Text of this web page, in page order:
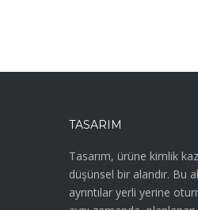
TASARIM
Tasarım, ürüne kimlik
düşünsel bir alandır. Bu
ayrıntılar yerli yerine